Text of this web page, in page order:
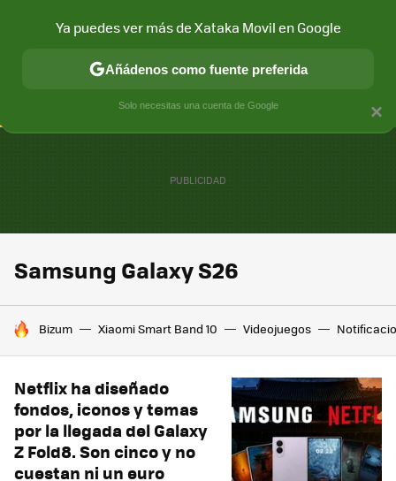
CONECTIVIDAD MÓVIL Y SOCIEDAD APLICACIONES
Samsung Galaxy S26
HOY SE HABLA DE
Bizum Xiaomi Smart Band 10 Videojuegos
Netflix ha diseñado
fondos, iconos y temas
por la llegada del Galaxy
Z Fold8. Son cinco y no
cuestan ni un euro
×
Ya puedes ver más de Xataka Movil en Google
Añádenos como fuente preferida
Solo necesitas una cuenta de Google